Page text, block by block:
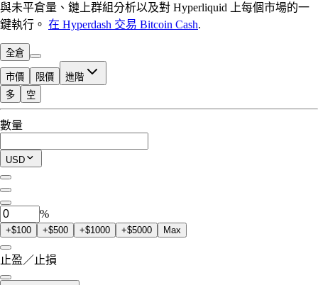
與未平倉量、鏈上群組分析以及對 Hyperliquid 上每個市場的一
鍵執行。 在 Hyperdash 交易 Bitcoin Cash.
全倉
市價 限價 進階
可交易額度
$0.00
當前持倉
0 BCH
多 空
數量
USD
%
+$100 +$500 +$1000 +$5000 Max
止盈／止損